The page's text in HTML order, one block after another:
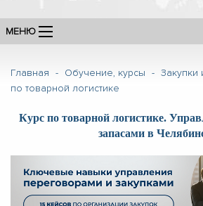
МЕНЮ
Главная - Обучение, курсы - Закупки
по товарной логистике
Курс по товарной логистике.
запасами в